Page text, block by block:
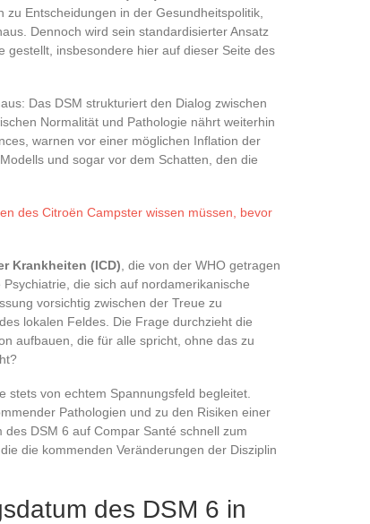
zu Entscheidungen in der Gesundheitspolitik,
Dennoch wird sein standardisierter Ansatz
insbesondere hier auf dieser Seite des
Das DSM strukturiert den Dialog zwischen
Normalität und Pathologie nährt weiterhin
warnen vor einer möglichen Inflation der
und sogar vor dem Schatten, den die
des Citroën Campster wissen müssen, bevor
Krankheiten (ICD) , die von der WHO getragen
die sich auf nordamerikanische
vorsichtig zwischen der Treue zu
lokalen Feldes. Die Frage durchzieht die
aufbauen, die für alle spricht, ohne das zu
stets von echtem Spannungsfeld begleitet.
Pathologien und zu den Risiken einer
DSM 6 auf Compar Santé schnell zum
die kommenden Veränderungen der Disziplin
des DSM 6 in